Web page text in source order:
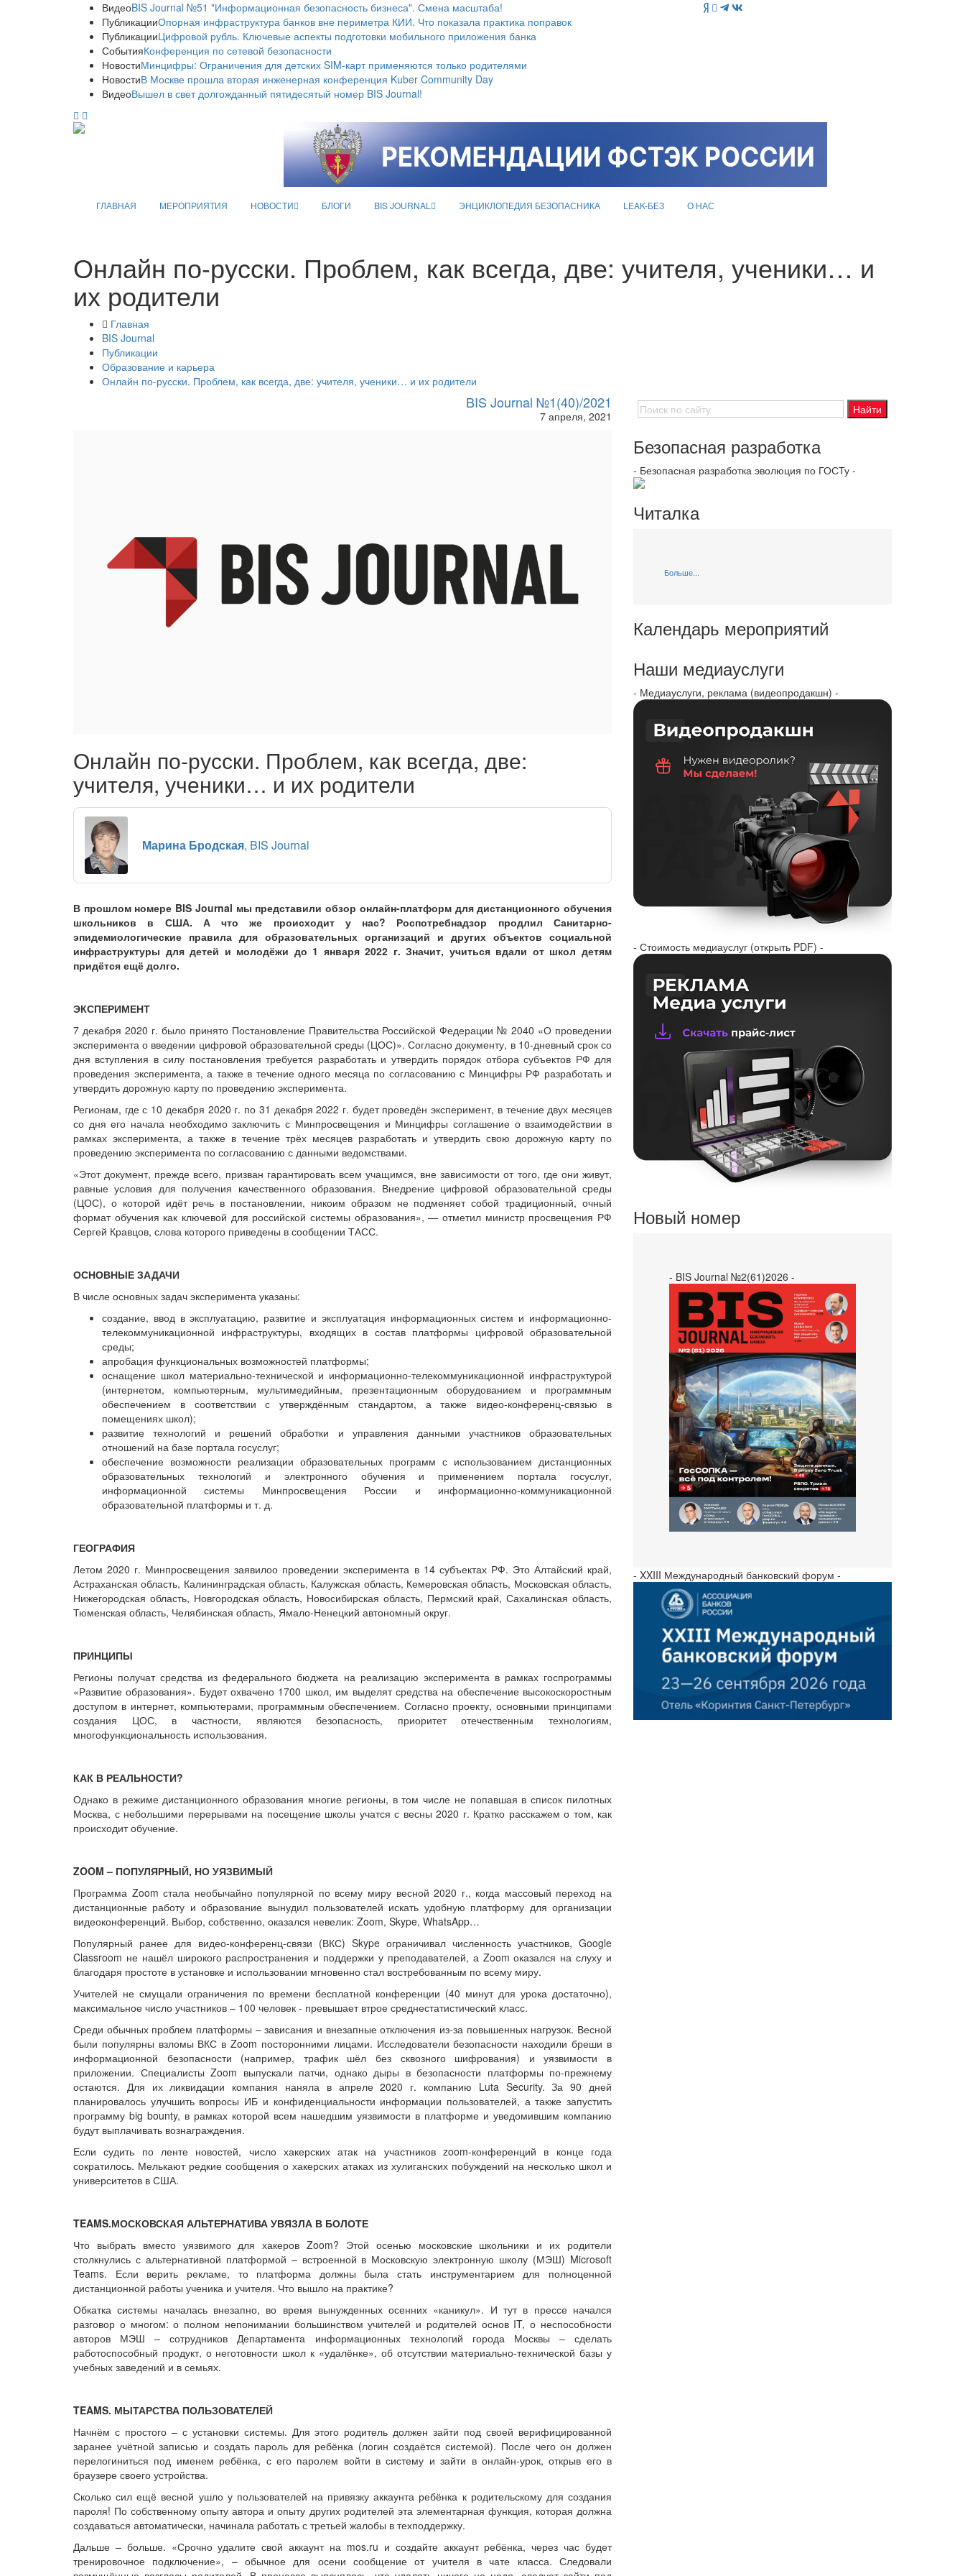
ВидеоBIS Journal №51 "Информационная безопасность бизнеса". Смена масштаба!
ПубликацииОпорная инфраструктура банков вне периметра КИИ. Что показала практика поправок
ПубликацииЦифровой рубль. Ключевые аспекты подготовки мобильного приложения банка
СобытияКонференция по сетевой безопасности
НовостиМинцифры: Ограничения для детских SIM-карт применяются только родителями
НовостиВ Москве прошла вторая инженерная конференция Kuber Community Day
ВидеоВышел в свет долгожданный пятидесятый номер BIS Journal!
ГЛАВНАЯ МЕРОПРИЯТИЯ НОВОСТИ БЛОГИ BIS JOURNAL ЭНЦИКЛОПЕДИЯ БЕЗОПАСНИКА LEAK-БЕЗ О НАС
Онлайн по-русски. Проблем, как всегда, две: учителя, ученики… и
их родители
Главная
BIS Journal
Публикации
Образование и карьера
Онлайн по-русски. Проблем, как всегда, две: учителя, ученики… и их родители
BIS Journal №1(40)/2021
7 апреля, 2021
Онлайн по-русски. Проблем, как всегда, две:
учителя, ученики… и их родители
Марина Бродская, BIS Journal
В прошлом номере BIS Journal мы представили обзор онлайн-платформ для дистанционного обучения
школьников в США. А что же происходит у нас? Роспотребнадзор продлил Санитарно-
эпидемиологические правила для образовательных организаций и других объектов социальной
инфраструктуры для детей и молодёжи до 1 января 2022 г. Значит, учиться вдали от школ детям
придётся ещё долго.
ЭКСПЕРИМЕНТ
7 декабря 2020 г. было принято Постановление Правительства Российской Федерации № 2040 «О проведении
эксперимента о введении цифровой образовательной среды (ЦОС)». Согласно документу, в 10-дневный срок со
дня вступления в силу постановления требуется разработать и утвердить порядок отбора субъектов РФ для
проведения эксперимента, а также в течение одного месяца по согласованию с Минцифры РФ разработать и
утвердить дорожную карту по проведению эксперимента.
Регионам, где с 10 декабря 2020 г. по 31 декабря 2022 г. будет проведён эксперимент, в течение двух месяцев
со дня его начала необходимо заключить с Минпросвещения и Минцифры соглашение о взаимодействии в
рамках эксперимента, а также в течение трёх месяцев разработать и утвердить свою дорожную карту по
проведению эксперимента по согласованию с данными ведомствами.
«Этот документ, прежде всего, призван гарантировать всем учащимся, вне зависимости от того, где они живут,
равные условия для получения качественного образования. Внедрение цифровой образовательной среды
(ЦОС), о которой идёт речь в постановлении, никоим образом не подменяет собой традиционный, очный
формат обучения как ключевой для российской системы образования», — отметил министр просвещения РФ
Сергей Кравцов, слова которого приведены в сообщении ТАСС.
ОСНОВНЫЕ ЗАДАЧИ
В числе основных задач эксперимента указаны:
создание, ввод в эксплуатацию, развитие и эксплуатация информационных систем и информационно-
телекоммуникационной инфраструктуры, входящих в состав платформы цифровой образовательной
среды;
апробация функциональных возможностей платформы;
оснащение школ материально-технической и информационно-телекоммуникационной инфраструктурой
(интернетом, компьютерным, мультимедийным, презентационным оборудованием и программным
обеспечением в соответствии с утверждённым стандартом, а также видео-конференц-связью в
помещениях школ);
развитие технологий и решений обработки и управления данными участников образовательных
отношений на базе портала госуслуг;
обеспечение возможности реализации образовательных программ с использованием дистанционных
образовательных технологий и электронного обучения и применением портала госуслуг,
информационной системы Минпросвещения России и информационно-коммуникационной
образовательной платформы и т. д.
ГЕОГРАФИЯ
Летом 2020 г. Минпросвещения заявилоо проведении эксперимента в 14 субъектах РФ. Это Алтайский край,
Астраханская область, Калининградская область, Калужская область, Кемеровская область, Московская область,
Нижегородская область, Новгородская область, Новосибирская область, Пермский край, Сахалинская область,
Тюменская область, Челябинская область, Ямало-Ненецкий автономный округ.
ПРИНЦИПЫ
Регионы получат средства из федерального бюджета на реализацию эксперимента в рамках госпрограммы
«Развитие образования». Будет охвачено 1700 школ, им выделят средства на обеспечение высокоскоростным
доступом в интернет, компьютерами, программным обеспечением. Согласно проекту, основными принципами
создания ЦОС, в частности, являются безопасность, приоритет отечественным технологиям,
многофункциональность использования.
КАК В РЕАЛЬНОСТИ?
Однако в режиме дистанционного образования многие регионы, в том числе не попавшая в список пилотных
Москва, с небольшими перерывами на посещение школы учатся с весны 2020 г. Кратко расскажем о том, как
происходит обучение.
ZOOM – ПОПУЛЯРНЫЙ, НО УЯЗВИМЫЙ
Программа Zoom стала необычайно популярной по всему миру весной 2020 г., когда массовый переход на
дистанционные работу и образование вынудил пользователей искать удобную платформу для организации
видеоконференций. Выбор, собственно, оказался невелик: Zoom, Skype, WhatsApp…
Популярный ранее для видео-конференц-связи (ВКС) Skype ограничивал численность участников, Google
Classroom не нашёл широкого распространения и поддержки у преподавателей, а Zoom оказался на слуху и
благодаря простоте в установке и использовании мгновенно стал востребованным по всему миру.
Учителей не смущали ограничения по времени бесплатной конференции (40 минут для урока достаточно),
максимальное число участников – 100 человек - превышает втрое среднестатистический класс.
Среди обычных проблем платформы – зависания и внезапные отключения из-за повышенных нагрузок. Весной
были популярны взломы ВКС в Zoom посторонними лицами. Исследователи безопасности находили бреши в
информационной безопасности (например, трафик шёл без сквозного шифрования) и уязвимости в
приложении. Специалисты Zoom выпускали патчи, однако дыры в безопасности платформы по-прежнему
остаются. Для их ликвидации компания наняла в апреле 2020 г. компанию Luta Security. За 90 дней
планировалось улучшить вопросы ИБ и конфиденциальности информации пользователей, а также запустить
программу big bounty, в рамках которой всем нашедшим уязвимости в платформе и уведомившим компанию
будут выплачивать вознаграждения.
Если судить по ленте новостей, число хакерских атак на участников zoom-конференций в конце года
сократилось. Мелькают редкие сообщения о хакерских атаках из хулиганских побуждений на несколько школ и
университетов в США.
TEAMS.МОСКОВСКАЯ АЛЬТЕРНАТИВА УВЯЗЛА В БОЛОТЕ
Что выбрать вместо уязвимого для хакеров Zoom? Этой осенью московские школьники и их родители
столкнулись с альтернативной платформой – встроенной в Московскую электронную школу (МЭШ) Microsoft
Teams. Если верить рекламе, то платформа должны была стать инструментарием для полноценной
дистанционной работы ученика и учителя. Что вышло на практике?
Обкатка системы началась внезапно, во время вынужденных осенних «каникул». И тут в прессе начался
разговор о многом: о полном непонимании большинством учителей и родителей основ IT, о неспособности
авторов МЭШ – сотрудников Департамента информационных технологий города Москвы – сделать
работоспособный продукт, о неготовности школ к «удалёнке», об отсутствии материально-технической базы у
учебных заведений и в семьях.
TEAMS. МЫТАРСТВА ПОЛЬЗОВАТЕЛЕЙ
Начнём с простого – с установки системы. Для этого родитель должен зайти под своей верифицированной
заранее учётной записью и создать пароль для ребёнка (логин создаётся системой). После чего он должен
перелогиниться под именем ребёнка, с его паролем войти в систему и зайти в онлайн-урок, открыв его в
браузере своего устройства.
Сколько сил ещё весной ушло у пользователей на привязку аккаунта ребёнка к родительскому для создания
пароля! По собственному опыту автора и опыту других родителей эта элементарная функция, которая должна
создаваться автоматически, начинала работать с третьей жалобы в техподдержку.
Дальше – больше. «Срочно удалите свой аккаунт на mos.ru и создайте аккаунт ребёнка, через час будет
тренировочное подключение», – обычное для осени сообщение от учителя в чате класса. Следовали
Безопасная разработка
- Безопасная разработка эволюция по ГОСТу -
Читалка
Больше...
Календарь мероприятий
Наши медиауслуги
- Медиауслуги, реклама (видеопродакшн) -
- Стоимость медиауслуг (открыть PDF) -
Новый номер
- BIS Journal №2(61)2026 -
- XXIII Международный банковский форум -